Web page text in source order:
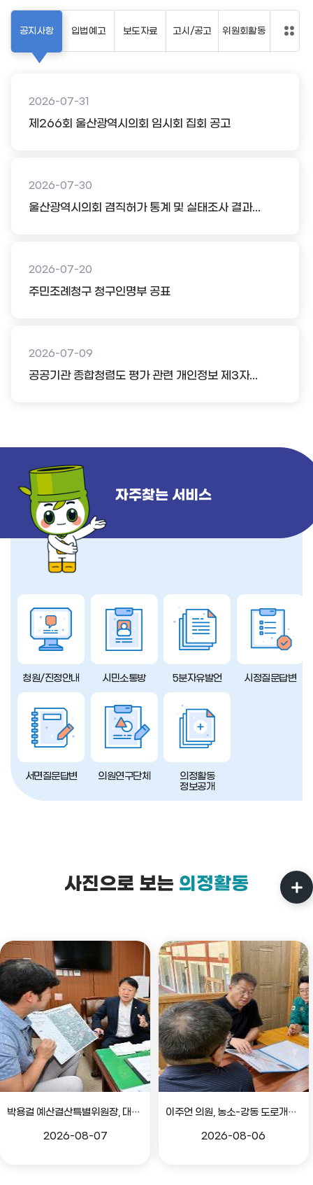
공지사항
2026-07-31
제266회 울산광역시의회 임시회 집회 공고
2026-07-30
울산광역시의회 겸직허가 통계 및 실태조사 결과...
2026-07-20
주민조례청구 청구인명부 공표
2026-07-09
공공기관 종합청렴도 평가 관련 개인정보 제3자...
입법예고 보도자료 고시/공고 위원회활동
자주찾는 서비스
청원/진정안내 시민소통방 5분자유발언 시정질문답변
서면질문답변 의원연구단체
의정활동
정보공개
사진으로 보는 의정활동
박용걸 예산결산특별위원장, 대공원로 확장공사 현안점검 간담회
2026-08-07
이주언 의원, 농소-강동 도로개설 민원 현장 점검
2026-08-06